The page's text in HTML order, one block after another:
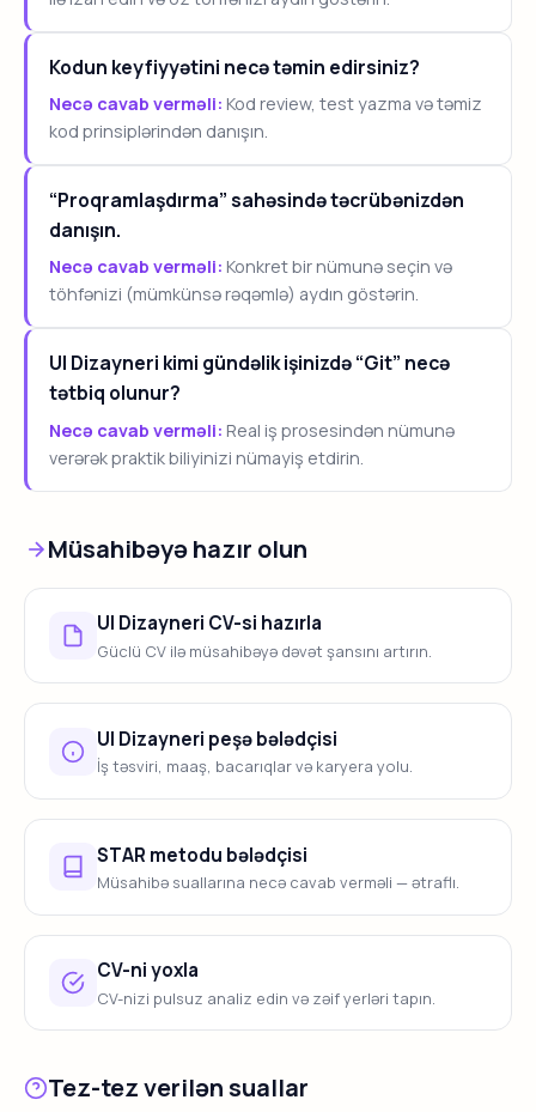
Kodun keyfiyyətini necə təmin edirsiniz?
Necə cavab verməli: Kod review, test yazma və təmiz
kod prinsiplərindən danışın.
“Proqramlaşdırma” sahəsində təcrübənizdən
danışın.
Necə cavab verməli: Konkret bir nümunə seçin və
töhfənizi (mümkünsə rəqəmlə) aydın göstərin.
UI Dizayneri kimi gündəlik işinizdə “Git” necə
tətbiq olunur?
Necə cavab verməli: Real iş prosesindən nümunə
verərək praktik biliyinizi nümayiş etdirin.
Müsahibəyə hazır olun
UI Dizayneri CV-si hazırla
Güclü CV ilə müsahibəyə dəvət şansını artırın.
UI Dizayneri peşə bələdçisi
İş təsviri, maaş, bacarıqlar və karyera yolu.
STAR metodu bələdçisi
Müsahibə suallarına necə cavab verməli — ətraflı.
CV-ni yoxla
CV-nizi pulsuz analiz edin və zəif yerləri tapın.
Tez-tez verilən suallar